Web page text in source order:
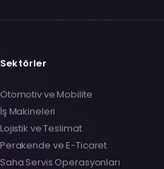
Sektörler
Otomotiv ve Mobilite
İş Makineleri
Lojistik ve Teslimat
Perakende ve E-Ticaret
Saha Servis Operasyonları